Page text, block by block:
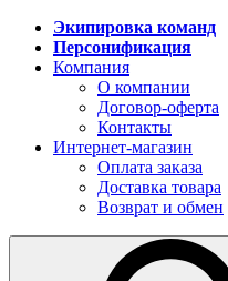
Экипировка команд
Персонификация
Компания
О компании
Договор-оферта
Контакты
Интернет-магазин
Оплата заказа
Доставка товара
Возврат и обмен